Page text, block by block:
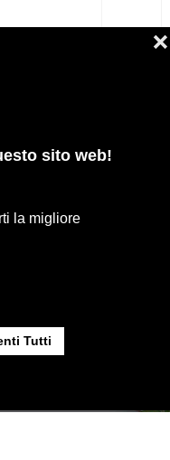
TAPPETI E
GROPPI
| SHOP